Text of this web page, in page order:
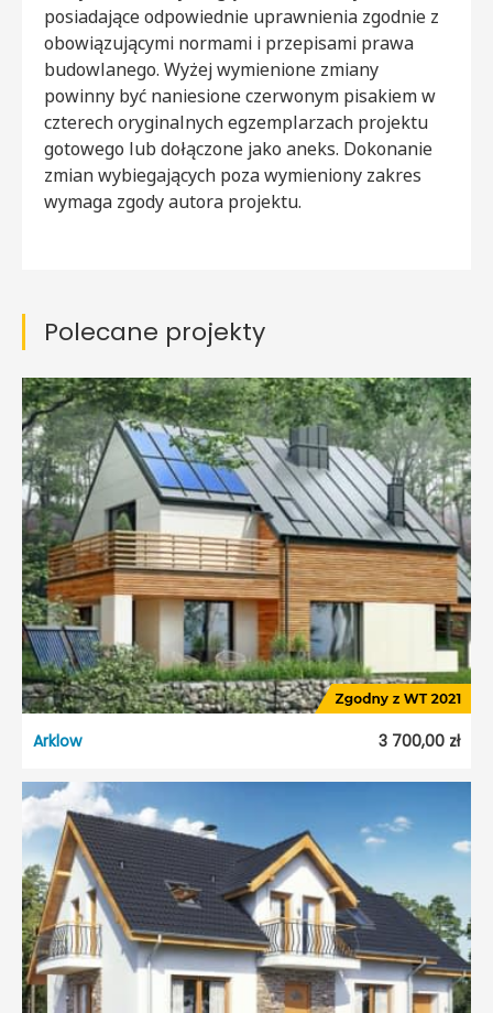
posiadające odpowiednie uprawnienia zgodnie z
obowiązującymi normami i przepisami prawa
budowlanego. Wyżej wymienione zmiany
powinny być naniesione czerwonym pisakiem w
czterech oryginalnych egzemplarzach projektu
gotowego lub dołączone jako aneks. Dokonanie
zmian wybiegających poza wymieniony zakres
wymaga zgody autora projektu.
Polecane projekty
Arklow 3 700,00 zł